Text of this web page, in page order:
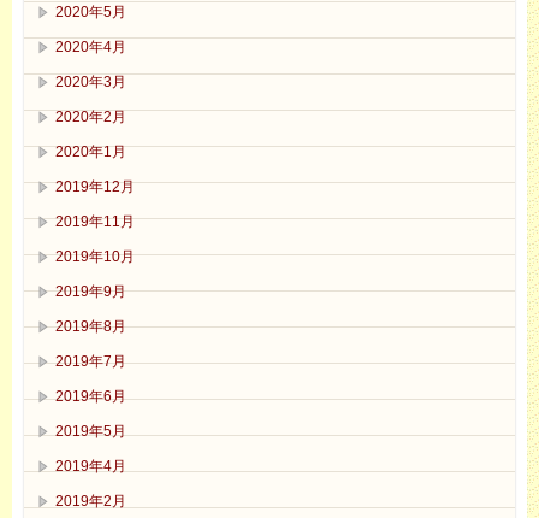
2020年5月
2020年4月
2020年3月
2020年2月
2020年1月
2019年12月
2019年11月
2019年10月
2019年9月
2019年8月
2019年7月
2019年6月
2019年5月
2019年4月
2019年2月